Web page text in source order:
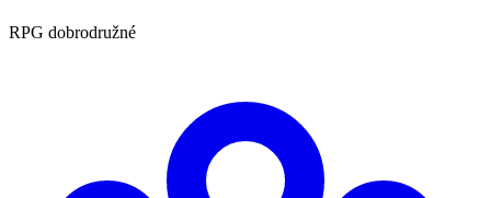
RPG dobrodružné